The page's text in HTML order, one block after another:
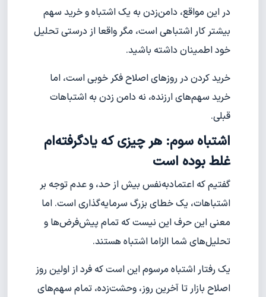
در این مواقع، دامن‌زدن به یک اشتباه و خرید سهم
بیشتر کار اشتباهی است، مگر واقعا از درستی تحلیل
خود اطمینان داشته باشید.
خرید کردن در روزهای اصلاح فکر خوبی است، اما
خرید سهم‌های ارزنده، نه دامن زدن به اشتباهات
قبلی.
اشتباه سوم: هر چیزی که یادگرفته‌ام
غلط بوده است
گفتیم که اعتمادبه‌نفس بیش از حد، و عدم توجه بر
اشتباهات، یک خطای بزرگ سرمایه‌گذاری است. اما
معنی این حرف این نیست که تمام پیش‌فرض‌ها و
تحلیل‌های شما الزاما اشتباه هستند.
یک رفتار اشتباه مرسوم این است که فرد از اولین روز
اصلاح بازار تا آخرین روز، وحشت‌زده، تمام سهم‌های